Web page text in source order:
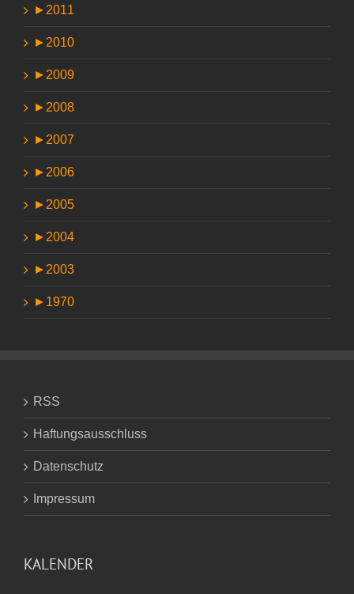
►2011
►2010
►2009
►2008
►2007
►2006
►2005
►2004
►2003
► 1970
RSS
Haftungsausschluss
Datenschutz
Impressum
KALENDER